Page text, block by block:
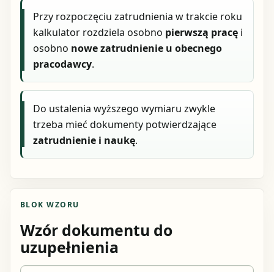
Przy rozpoczęciu zatrudnienia w trakcie roku
kalkulator rozdziela osobno pierwszą pracę i
osobno nowe zatrudnienie u obecnego
pracodawcy.
Do ustalenia wyższego wymiaru zwykle
trzeba mieć dokumenty potwierdzające
zatrudnienie i naukę.
BLOK WZORU
Wzór dokumentu do
uzupełnienia